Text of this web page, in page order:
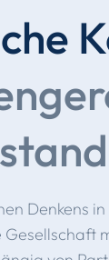
Denkens